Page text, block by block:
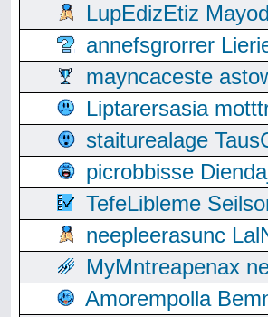
LupEdizEtiz
annefsgrorrer
mayncaceste
Liptarersasia
staiturealage
picrobbisse
TefeLibleme
neepleerasunc
MyMntreapenax
Amorempolla